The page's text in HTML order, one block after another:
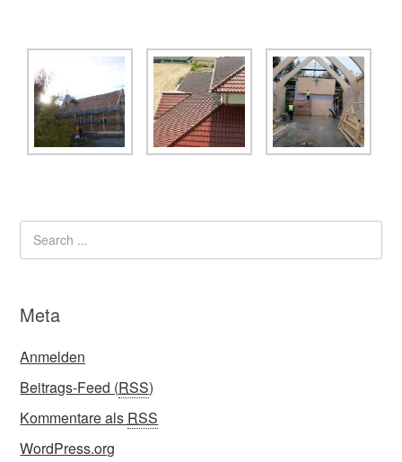
Meta
Anmelden
Beitrags-Feed (RSS)
Kommentare als RSS
WordPress.org